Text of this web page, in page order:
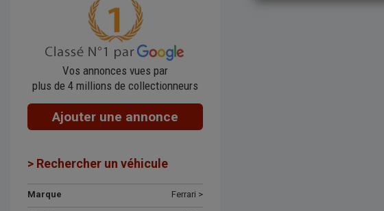
Vos annonces vues par
plus de 4 millions de collectionneurs
Ajouter une annonce
> Rechercher un véhicule
Marque Ferrari >